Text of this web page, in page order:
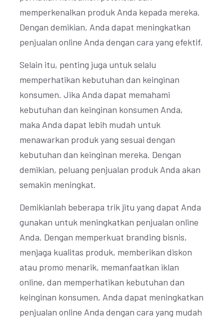
memperkenalkan produk Anda kepada mereka.
Dengan demikian, Anda dapat meningkatkan
penjualan online Anda dengan cara yang efektif.
Selain itu, penting juga untuk selalu
memperhatikan kebutuhan dan keinginan
konsumen. Jika Anda dapat memahami
kebutuhan dan keinginan konsumen Anda,
maka Anda dapat lebih mudah untuk
menawarkan produk yang sesuai dengan
kebutuhan dan keinginan mereka. Dengan
demikian, peluang penjualan produk Anda akan
semakin meningkat.
Demikianlah beberapa trik jitu yang dapat Anda
gunakan untuk meningkatkan penjualan online
Anda. Dengan memperkuat branding bisnis,
menjaga kualitas produk, memberikan diskon
atau promo menarik, memanfaatkan iklan
online, dan memperhatikan kebutuhan dan
keinginan konsumen, Anda dapat meningkatkan
penjualan online Anda dengan cara yang mudah